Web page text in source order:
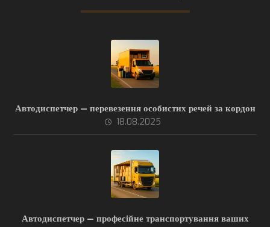
Автодиспетчер — перевезення особистих речей за кордон
18.08.2025
Автодиспетчер — професійне транспортування ваших